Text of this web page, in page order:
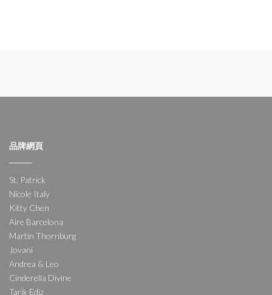
品牌網頁
St. Patrick
Nicole Italy
Kitty Chen
Aire Barcelona
Martin Thornburg
Jovani
Andrea & Leo
Cinderella Divine
Tarik Ediz